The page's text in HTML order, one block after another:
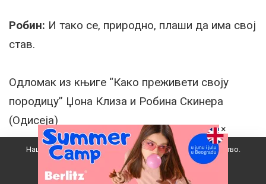
Робин: И тако се, природно, плаши да има свој
став.
Одломак из књиге “Како преживети своју
породицу” Џона Клиза и Робина Скинера
(Одисеја)
Детињарије
Наш вебсајт користи колачиће да побољша ваше искуство.
Прихватам
×